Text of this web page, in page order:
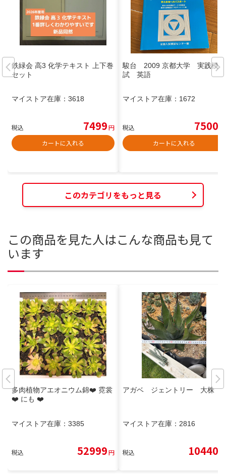
鉄緑会 高3 化学テキスト 上下巻
セット
マイストア在庫： 3618
税込 7499円
カートに入れる
駿台 2009 京都大学 実践模
試 英語
マイストア在庫： 1672
税込 7500
カートに入れる
このカテゴリをもっと見る
この商品を見た人はこんな商品も見て
います
多肉植物アエオニウム錦❤️ 霓裳
❤️ にも ❤️
マイストア在庫： 3385
税込 52999円
アガベ ジェントリー 大株
マイストア在庫： 2816
税込 10440